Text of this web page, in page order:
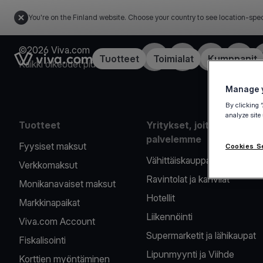
You're on the Finland website. Choose your country to see location-
Link to the homepageTuotteet Toimialat Kumppanit
©2026 Viva.com
Kaikki oikeudet pidätetään
Facebook
X LinkedIn
Tuotteet
Fyysiset maksut
Verkkomaksut
Monikanavaiset maksut
Markkinapaikat
Viva.com Account
Fiskalisointi
Korttien myöntäminen
Yritykset, joita
palvelemme
Vähittäiskauppa
Ravintolat ja kahvilat
Hotellit
Liikennöinti
Supermarketit ja lähikaupat
Lipunmyynti ja Viihde
Manage
By clicking
analyze
Cookies